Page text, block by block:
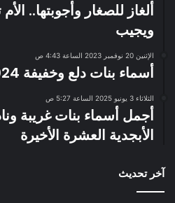
ألغاز للصغار وأجوبتها..
ويجيب
الإثنين 20 نوفمبر 2023 الساعة 4:43 ص
أسماء بنات دلع وخفيفة 2024
الثلاثاء 3 يونيو 2025 الساعة 5:27 ص
أجمل أسماء بنات غريبة
الأبجدية العشرة الأخيرة
آخر تحديث